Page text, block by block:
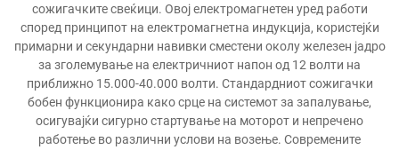
Кутии
Контактирајте Нас
сожигачките свеќици. Овој електромагнетен уред работи
според принципот на електромагнетна индукција, користејќи
примарни и секундарни навивки сместени околу железен јадро
за зголемување на електричниот напон од 12 волти на
приближно 15.000-40.000 волти. Стандардниот сожигачки
бобен функционира како срце на системот за запалување,
осигувајќи сигурно стартување на моторот и непречено
работење во различни услови на возење. Современите